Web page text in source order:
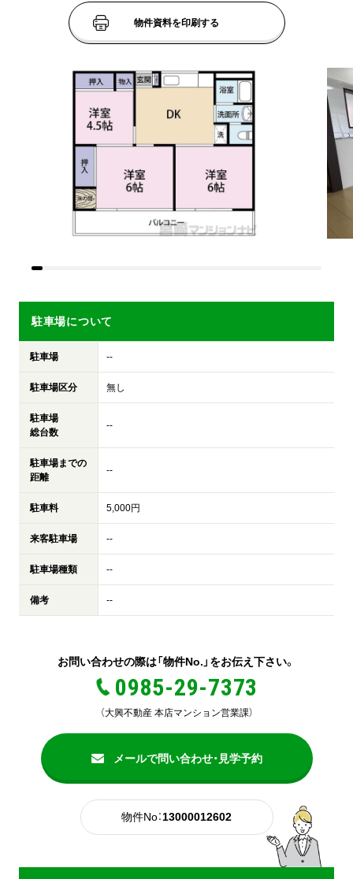
物件資料を印刷する
駐車場について
駐車場 --
駐車場区分 無し
駐車場
総台数
--
駐車場までの
距離
--
駐車料 5,000円
来客駐車場 --
駐車場種類 --
備考 --
お問い合わせの際は「物件No.」をお伝え下さい。
0985-29-7373
（大興不動産 本店マンション営業課）
メールで問い合わせ・見学予約
物件No：13000012602